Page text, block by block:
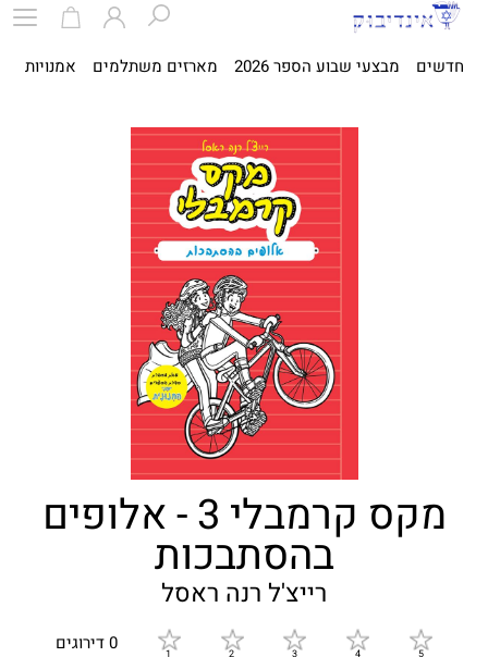
חדשים מבצעי שבוע הספר 2026 מארזים משתלמים אמנויות
מקס קרמבלי 3 - אלופים
בהסתבכות
רייצ'ל רנה ראסל
0 דירוגים